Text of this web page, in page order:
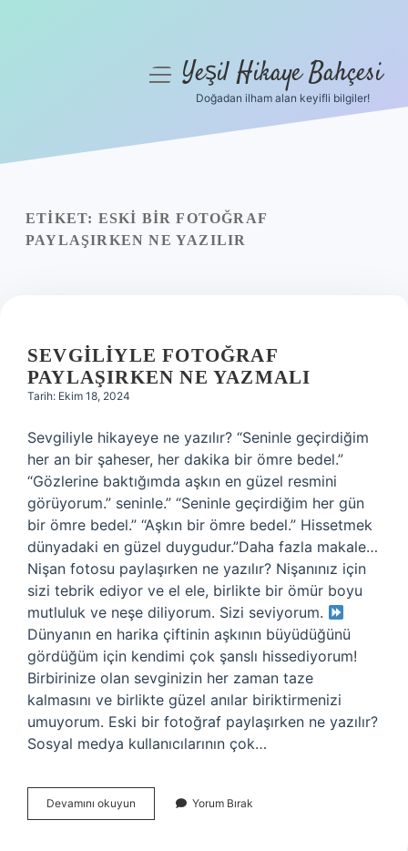
Yasal Uyarı
menüyüYeşil Hikaye Bahçesi
Doğadan ilham alan keyifli bilgiler!
ETIKET: ESKI BIR FOTOĞRAF
PAYLAŞIRKEN NE YAZILIR
SEVGILIYLE FOTOĞRAF
PAYLAŞIRKEN NE YAZMALI
Tarih: Ekim 18, 2024
Sevgiliyle hikayeye ne yazılır? “Seninle geçirdiğim
her an bir şaheser, her dakika bir ömre bedel.”
“Gözlerine baktığımda aşkın en güzel resmini
görüyorum.” seninle.” “Seninle geçirdiğim her gün
bir ömre bedel.” “Aşkın bir ömre bedel.” Hissetmek
dünyadaki en güzel duygudur.”Daha fazla makale…
Nişan fotosu paylaşırken ne yazılır? Nişanınız için
sizi tebrik ediyor ve el ele, birlikte bir ömür boyu
mutluluk ve neşe diliyorum. Sizi seviyorum.
Dünyanın en harika çiftinin aşkının büyüdüğünü
gördüğüm için kendimi çok şanslı hissediyorum!
Birbirinize olan sevginizin her zaman taze
kalmasını ve birlikte güzel anılar biriktirmenizi
umuyorum. Eski bir fotoğraf paylaşırken ne yazılır?
Sosyal medya kullanıcılarının çok…
Devamını okuyun Sevgiliyle
Fotoğraf
Yorum Bırak